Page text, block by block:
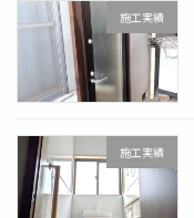
施工実績
施工実績